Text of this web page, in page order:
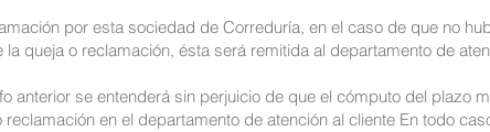
por esta sociedad de Correduría, en el caso de que no
queja o reclamación, ésta será remitida al departamento de
anterior se entenderá sin perjuicio de que el cómputo del plazo
reclamación en el departamento de atención al cliente En todo